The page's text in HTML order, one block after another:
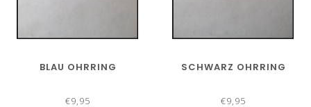
BLAU OHRRING
€9,95
SCHWARZ OHRRING
€9,95